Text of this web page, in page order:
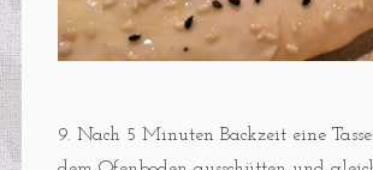
9. Nach 5 Minuten Backzeit eine